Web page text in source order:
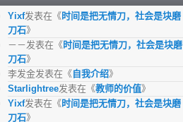
Yixf发表在《 时间是把无情刀，社会是块磨
刀石》
－－发表在《 时间是把无情刀，社会是块磨
刀石》
李发金发表在《 自我介绍》
Starlightree发表在《教师的价值》
Yixf发表在《 时间是把无情刀，社会是块磨
刀石》